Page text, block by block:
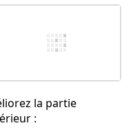
la partie
: